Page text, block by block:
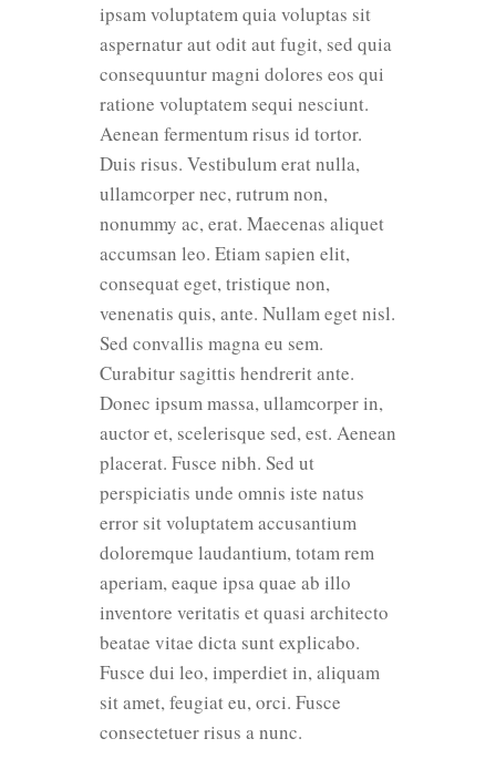
ipsam voluptatem quia voluptas sit
aspernatur aut odit aut fugit, sed quia
consequuntur magni dolores eos qui
ratione voluptatem sequi nesciunt.
Aenean fermentum risus id tortor.
Duis risus. Vestibulum erat nulla,
ullamcorper nec, rutrum non,
nonummy ac, erat. Maecenas aliquet
accumsan leo. Etiam sapien elit,
consequat eget, tristique non,
venenatis quis, ante. Nullam eget nisl.
Sed convallis magna eu sem.
Curabitur sagittis hendrerit ante.
Donec ipsum massa, ullamcorper in,
auctor et, scelerisque sed, est. Aenean
placerat. Fusce nibh. Sed ut
perspiciatis unde omnis iste natus
error sit voluptatem accusantium
doloremque laudantium, totam rem
aperiam, eaque ipsa quae ab illo
inventore veritatis et quasi architecto
beatae vitae dicta sunt explicabo.
Fusce dui leo, imperdiet in, aliquam
sit amet, feugiat eu, orci. Fusce
consectetuer risus a nunc.